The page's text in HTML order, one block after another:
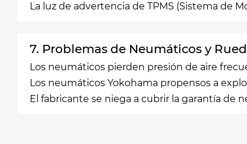
La luz de advertencia de TPMS (Sistema de
7. Problemas de Neumáticos y
Los neumáticos pierden presión de aire
Los neumáticos Yokohama propensos a
El fabricante se niega a cubrir la garantía de